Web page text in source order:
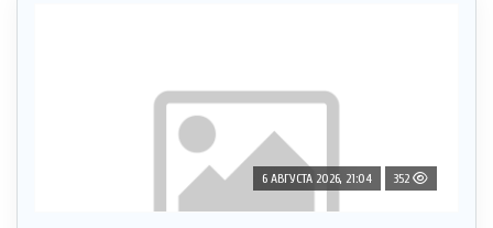
6 АВГУСТА 2026, 21:04 352